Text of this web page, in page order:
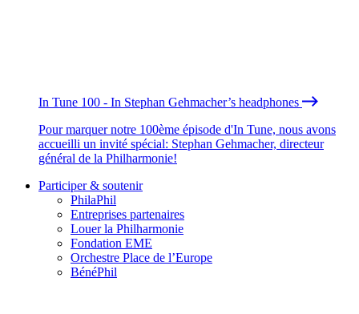
In Tune 100 - In Stephan Gehmacher’s headphones
Pour marquer notre 100ème épisode d'In Tune, nous avons
accueilli un invité spécial: Stephan Gehmacher, directeur
général de la Philharmonie!
Participer & soutenir
PhilaPhil
Entreprises partenaires
Louer la Philharmonie
Fondation EME
Orchestre Place de l’Europe
BénéPhil